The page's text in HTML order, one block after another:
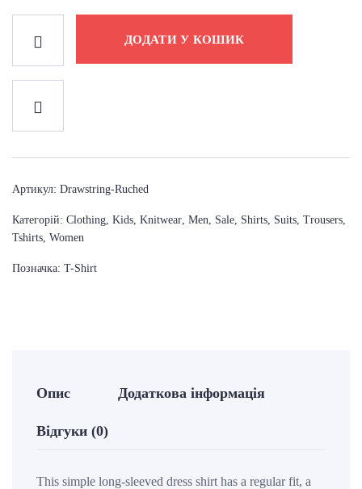
ДОДАТИ У КОШИК
Артикул: Drawstring-Ruched
Категорій: Clothing, Kids, Knitwear, Men, Sale, Shirts, Suits, Trousers,
Tshirts, Women
Позначка: T-Shirt
Опис Додаткова інформація
Відгуки (0)
This simple long-sleeved dress shirt has a regular fit, a